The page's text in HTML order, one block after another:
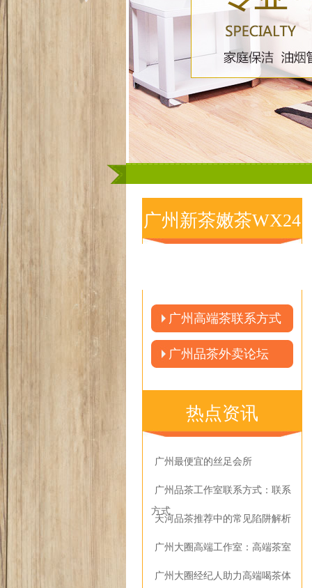
广州新茶嫩茶WX24
广州高端茶联系方式
广州品茶外卖论坛
热点资讯
广州最便宜的丝足会所
广州品茶工作室联系方式：联系
方式
天河品茶推荐中的常见陷阱解析
‌广州大圈高端工作室‌：高端茶室
广州大圈经纪人助力高端喝茶体